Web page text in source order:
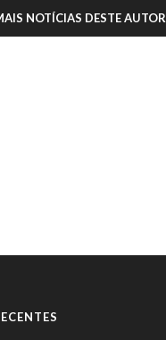
NOTÍCIAS DESTE AUTOR